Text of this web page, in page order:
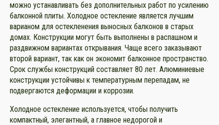
можно устанавливать без дополнительных работ по усилению
балконной плиты. Холодное остекление является лучшим
варианом для остекленения выносных балконов в старых
домах. Конструкции могут быть выполнены в распашном и
раздвижном вариантах открывания. Чаще всего заказывают
второй вариант, так как он экономит балконное пространство.
Срок службы конструкций составляет 80 лет. Алюминиевые
конструкции устойчивы к температурным перепадам, не
подвергаются деформации и коррозии.
Холодное остекление используется, чтобы получить
компактный, элегантный, а главное недорогой и